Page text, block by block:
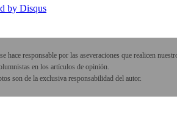
by Disqus
hace responsable por las aseveraciones que realicen
en los artículos de opinión.
son de la exclusiva responsabilidad del autor.